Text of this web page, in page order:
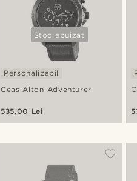
Stoc epuizat
Ceas Alton Adventurer
Personalizabil
535,00 Lei